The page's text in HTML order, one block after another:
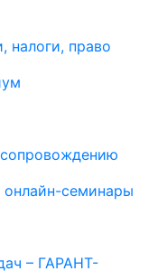
налоги, право
онлайн-семинары
– ГАРАНТ-